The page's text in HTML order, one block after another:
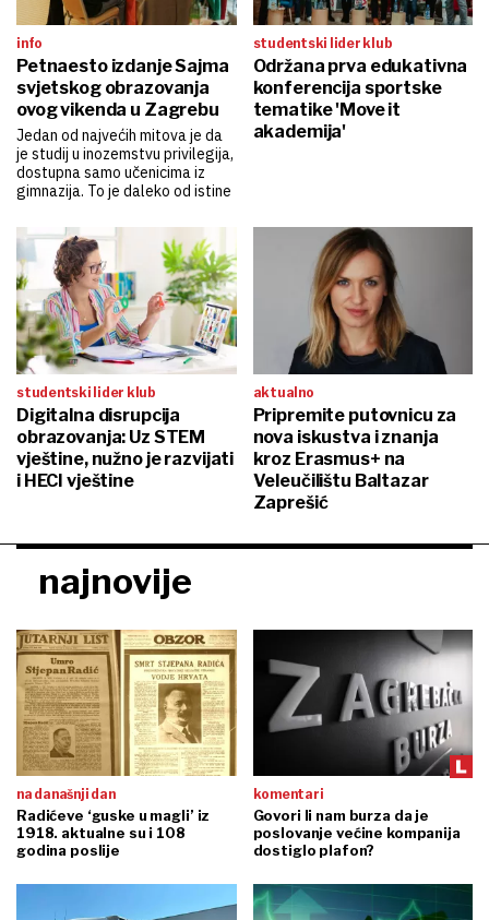
info
Petnaesto izdanje Sajma
svjetskog obrazovanja
ovog vikenda u Zagrebu
Jedan od najvećih mitova je da
je studij u inozemstvu privilegija,
dostupna samo učenicima iz
gimnazija. To je daleko od istine
studentski lider klub
Održana prva edukativna
konferencija sportske
tematike 'Move it
akademija'
studentski lider klub
Digitalna disrupcija
obrazovanja: Uz STEM
vještine, nužno je razvijati
i HECI vještine
aktualno
Pripremite putovnicu za
nova iskustva i znanja
kroz Erasmus+ na
Veleučilištu Baltazar
Zaprešić
najnovije
na današnji dan
Radićeve ‘guske u magli’ iz
1918. aktualne su i 108
godina poslije
komentari
Govori li nam burza da je
poslovanje većine kompanija
dostiglo plafon?